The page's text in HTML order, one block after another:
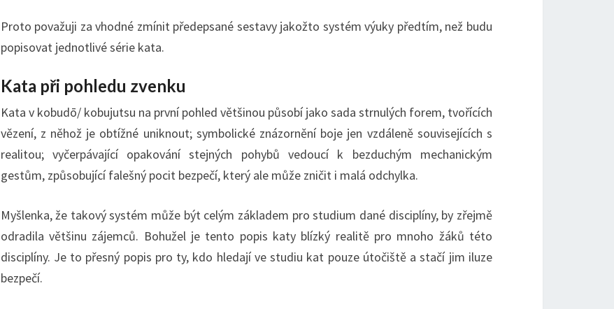
Proto považuji za vhodné zmínit předepsané sestavy jakožto systém výuky předtím, než budu
popisovat jednotlivé série kata.
Kata při pohledu zvenku
Kata v kobudō/ kobujutsu na první pohled většinou působí jako sada strnulých forem, tvořících
vězení, z něhož je obtížné uniknout; symbolické znázornění boje jen vzdáleně souvisejících s
realitou; vyčerpávající opakování stejných pohybů vedoucí k bezduchým mechanickým
gestům, způsobující falešný pocit bezpečí, který ale může zničit i malá odchylka.
Myšlenka, že takový systém může být celým základem pro studium dané disciplíny, by zřejmě
odradila většinu zájemců. Bohužel je tento popis katy blízký realitě pro mnoho žáků této
disciplíny. Je to přesný popis pro ty, kdo hledají ve studiu kat pouze útočiště a stačí jim iluze
bezpečí.